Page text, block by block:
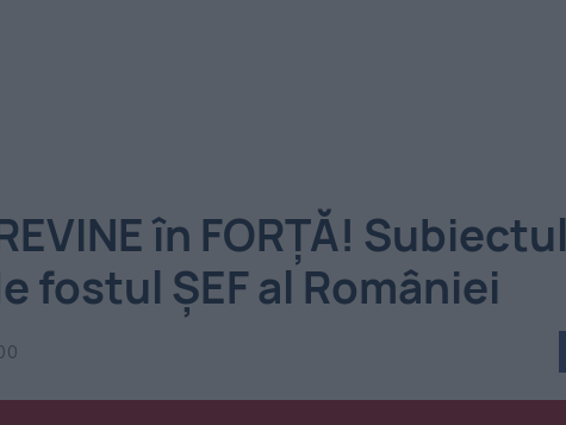
în FORȚĂ! Subiectul
fostul ȘEF al României